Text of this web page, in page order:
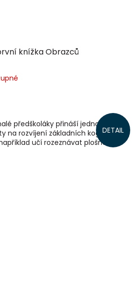
knížka Obrazců
DETAIL
předškoláky přináší jednoduché
na rozvíjení základních kognitivních
učí rozeznávat plošné...